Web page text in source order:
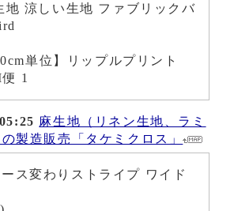
地 涼しい生地 ファブリックバ
単位】リップルプリント
1
麻生地（リネン生地、ラミ
製造販売「タケミクロス」
ス変わりストライプ ワイド